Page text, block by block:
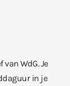
WdG. Je
in je